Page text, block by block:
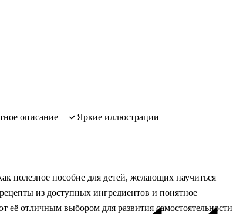
описание
яркие иллюстрации
полезное пособие для детей, желающих научиться
из доступных ингредиентов и понятное
её отличным выбором для развития самостоятельности